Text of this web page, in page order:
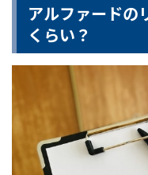
アルファードの
くらい？